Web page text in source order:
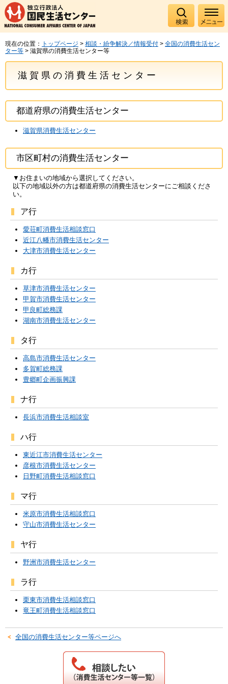
現在の位置： トップページ > 相談・紛争解決／情報受付 > 全国の消費生活セン
ター等 > 滋賀県の消費生活センター等
滋賀県の消費生活センター
都道府県の消費生活センター
滋賀県消費生活センター
市区町村の消費生活センター
▼お住まいの地域から選択してください。
以下の地域以外の方は都道府県の消費生活センターにご相談くださ
い。
ア行
愛荘町消費生活相談窓口
近江八幡市消費生活センター
大津市消費生活センター
カ行
草津市消費生活センター
甲賀市消費生活センター
甲良町総務課
湖南市消費生活センター
タ行
高島市消費生活センター
多賀町総務課
豊郷町企画振興課
ナ行
長浜市消費生活相談室
ハ行
東近江市消費生活センター
彦根市消費生活センター
日野町消費生活相談窓口
マ行
米原市消費生活相談窓口
守山市消費生活センター
ヤ行
野洲市消費生活センター
ラ行
栗東市消費生活相談窓口
竜王町消費生活相談窓口
全国の消費生活センター等ページへ